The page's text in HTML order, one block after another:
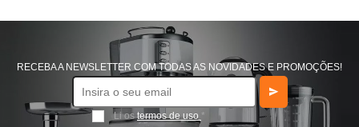
RECEBA A NEWSLETTER COM TODAS AS NOVIDADES E PROMOÇÕES!
Li ostermos de uso *